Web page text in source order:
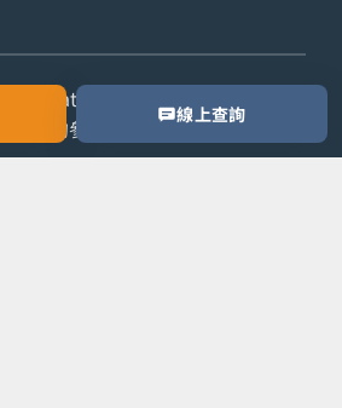
WhatsApp：
歡迎預約參觀陳列室，或索取公司／
線上查詢